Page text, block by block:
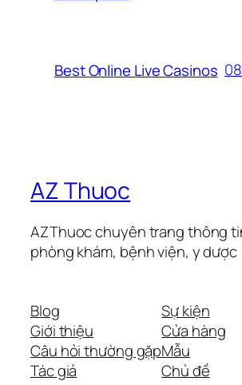
Best Online Live Casinos
AZ Thuoc
AZThuoc chuyên trang thông
phòng khám, bệnh viện, y dược
Blog
Giới thiệu
Câu hỏi thường gặp
Tác giả
Sự kiện
Cửa hàng
Mẫu
Chủ đề